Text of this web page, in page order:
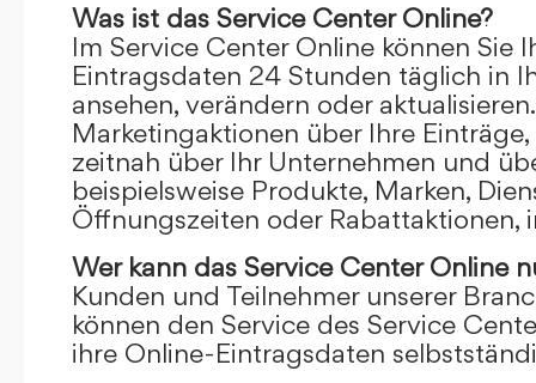
Was ist das Service Center Online?
Im Service Center Online können Sie
Eintragsdaten 24 Stunden täglich in
ansehen, verändern oder
Marketingaktionen über Ihre
zeitnah über Ihr Unternehmen und
beispielsweise Produkte, Marken,
Öffnungszeiten oder Rabattaktionen,
Wer kann das Service Center Online
Kunden und Teilnehmer unserer
können den Service des Service
ihre Online-Eintragsdaten